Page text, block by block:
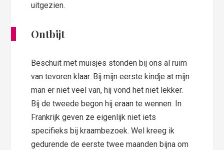
uitgezien.
Ontbijt
Beschuit met muisjes stonden bij ons al ruim
van tevoren klaar. Bij mijn eerste kindje at mijn
man er niet veel van, hij vond het niet lekker.
Bij de tweede begon hij eraan te wennen. In
Frankrijk geven ze eigenlijk niet iets
specifieks bij kraambezoek. Wel kreeg ik
gedurende de eerste twee maanden bijna om